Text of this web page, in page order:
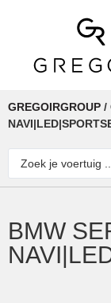
GREGOIRGROUP /
BMW